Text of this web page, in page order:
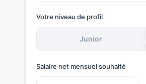
Votre niveau de profil
Junior
Salaire net mensuel souhaité